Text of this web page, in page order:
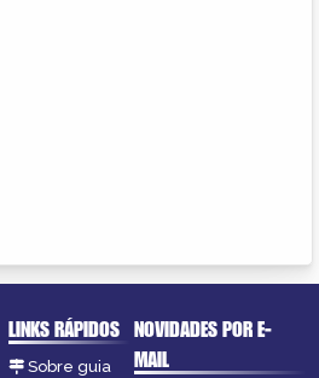
LINKS RÁPIDOS
Sobre guia
NOVIDADES POR E-
MAIL